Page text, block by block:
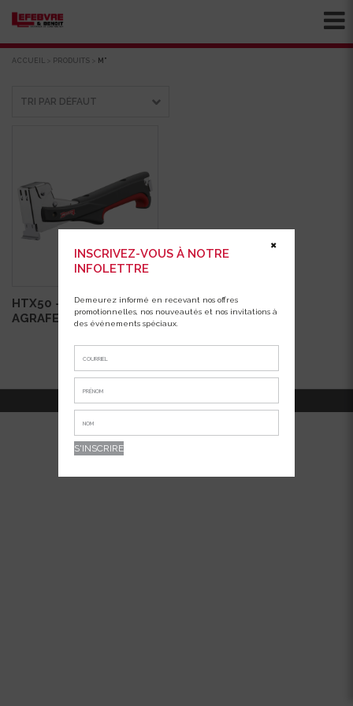
ACCUEIL > PRODUITS > M”
HTX50 – MARTEAU
AGRAFEUR ARROW
INSCRIVEZ-VOUS À NOTRE
INFOLETTRE
Demeurez informé en recevant nos offres
promotionnelles, nos nouveautés et nos invitations à
des événements spéciaux.
✖
APPELEZ-NOUS AU514-381-7456